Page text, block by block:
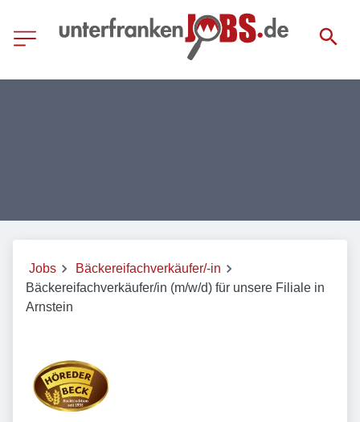
Jobs
Bäckereifachverkäufer/-in
Bäckereifachverkäufer/in (m/w/d) für unsere Filiale in
Arnstein